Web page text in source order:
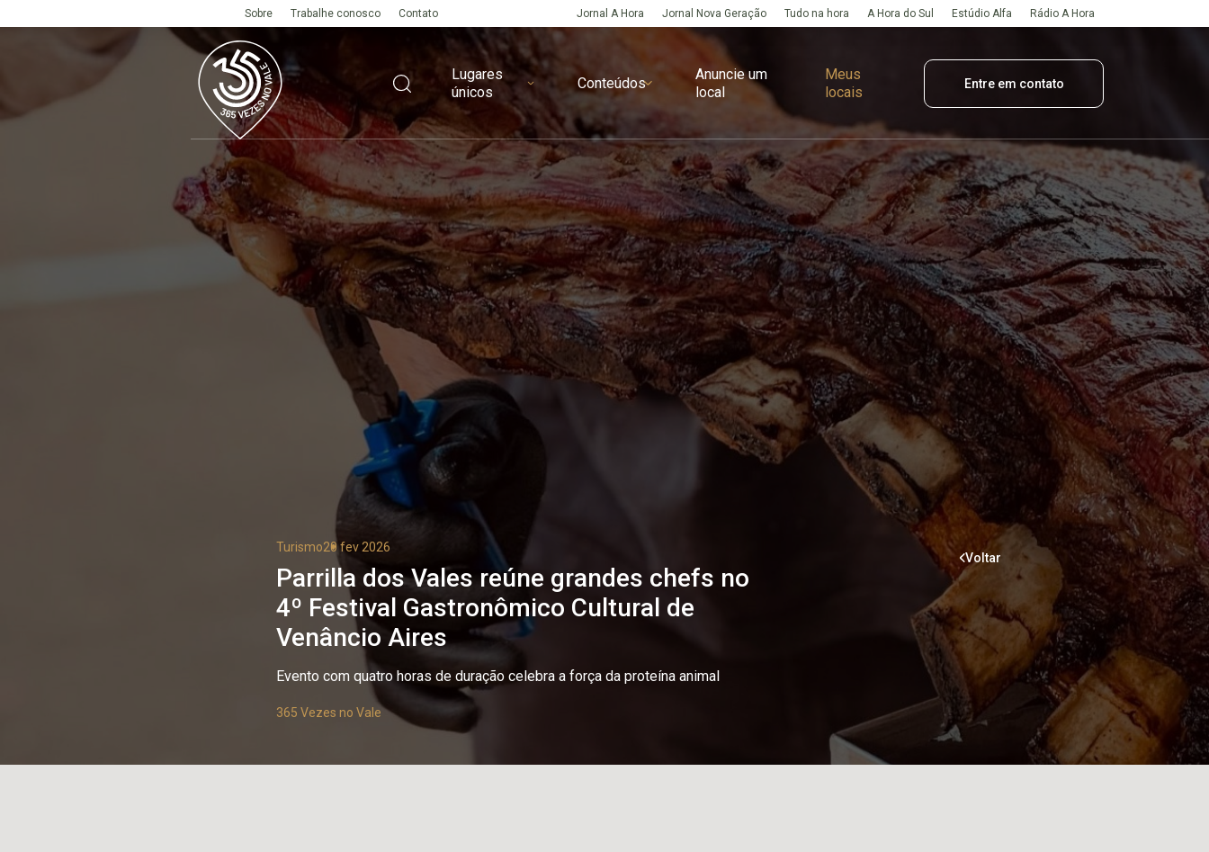
Sobre Trabalhe conosco Contato Jornal A Hora Jornal Nova Geração Tudo na hora A Hora do Sul Estúdio Alfa Rádio A Hora
Lugares
únicos
Conteúdos
Anuncie um
local
Meus
locais
Entre em contato
Turismo20 fev 2026
Parrilla dos Vales reúne grandes chefs no
4º Festival Gastronômico Cultural de
Venâncio Aires
Evento com quatro horas de duração celebra a força da proteína animal
365 Vezes no Vale
Voltar